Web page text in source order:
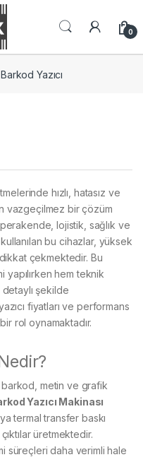
0
Yazıcı
hızlı, hatasız ve
vazgeçilmez bir çözüm
lojistik, sağlık ve
bu cihazlar, yüksek
dikkat çekmektedir. Bu
yapılırken hem teknik
detaylı şekilde
fiyatları ve performans
rol oynamaktadır.
metin ve grafik
Yazıcı Makinası
termal transfer baskı
üretmektedir.
süreçleri daha verimli hale